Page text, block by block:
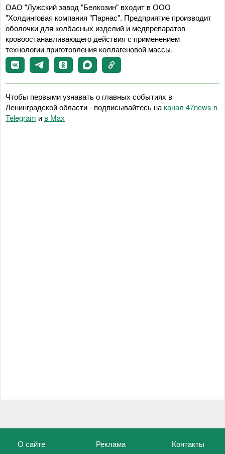
ОАО "Лужский завод "Белкозин" входит в ООО
"Холдинговая компания "Парнас". Предприятие производит
оболочки для колбасных изделий и медпрепаратов
кровоостанавливающего действия с применением
технологии приготовления коллагеновой массы.
Чтобы первыми узнавать о главных событиях в
Ленинградской области - подписывайтесь на канал 47news в
Telegram и в Maх
О сайте Реклама Контакты